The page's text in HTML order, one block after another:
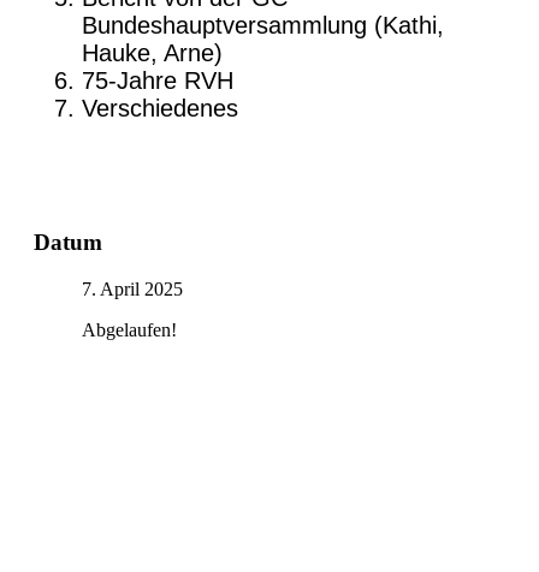
Bundeshauptversammlung (Kathi,
Hauke, Arne)
75-Jahre RVH
Verschiedenes
Datum
7. April 2025
Abgelaufen!